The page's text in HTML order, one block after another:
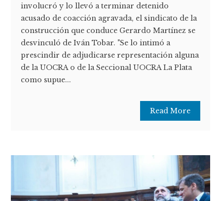
involucró y lo llevó a terminar detenido
acusado de coacción agravada, el sindicato de la
construcción que conduce Gerardo Martínez se
desvinculó de Iván Tobar. "Se lo intimó a
prescindir de adjudicarse representación alguna
de la UOCRA o de la Seccional UOCRA La Plata
como supue...
Read More